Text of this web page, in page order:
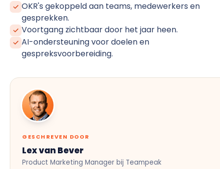
OKR's gekoppeld aan teams, medewerkers en
gesprekken.
Voortgang zichtbaar door het jaar heen.
AI-ondersteuning voor doelen en
gespreksvoorbereiding.
GESCHREVEN DOOR
Lex van Bever
Product Marketing Manager bij Teampeak